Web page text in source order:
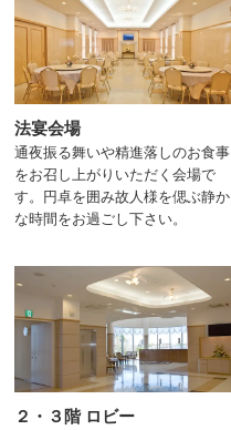
法宴会場
通夜振る舞いや精進落しのお食事
をお召し上がりいただく会場で
す。円卓を囲み故人様を偲ぶ静か
な時間をお過ごし下さい。
２・３階 ロビー